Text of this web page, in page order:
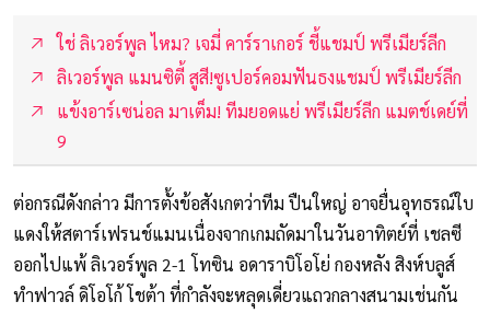
ใช่ ลิเวอร์พูล ไหม? เจมี่ คาร์ราเกอร์ ชี้แชมป์ พรีเมียร์ลีก
ลิเวอร์พูล แมนซิตี้ สูสี!ซูเปอร์คอมฟันธงแชมป์ พรีเมียร์ลีก
แข้งอาร์เซน่อล มาเต็ม! ทีมยอดแย่ พรีเมียร์ลีก แมตช์เดย์ที่
9
ต่อกรณีดังกล่าว มีการตั้งข้อสังเกตว่าทีม ปืนใหญ่ อาจยื่นอุทธรณ์ใบ
แดงให้สตาร์เฟรนช์แมนเนื่องจากเกมถัดมาในวันอาทิตย์ที่ เชลซี
ออกไปแพ้ ลิเวอร์พูล 2-1 โทซิน อดาราบิโอโย่ กองหลัง สิงห์บลูส์
ทำฟาวล์ ดิโอโก้ โชต้า ที่กำลังจะหลุดเดี่ยวแถวกลางสนามเช่นกัน